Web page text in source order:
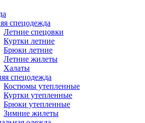
спецодежда
Летние спецовки
Куртки летние
Брюки летние
Летние жилеты
Халаты
спецодежда
Костюмы утепленные
Куртки утепленные
Брюки утепленные
Зимние жилеты